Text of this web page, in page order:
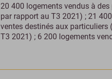
20 400 logements vendus à des
par rapport au T3 2021) ; 21
ventes destinés aux particuliers
T3 2021) ; 6 200 logements